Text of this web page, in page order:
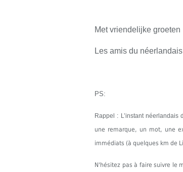
Met vriendelijke groeten
Les amis du néerlandais
PS:
Rappel : L’instant néerlandais
une remarque, un mot, une
immédiats (à quelques km de
N'hésitez pas à faire suivre le